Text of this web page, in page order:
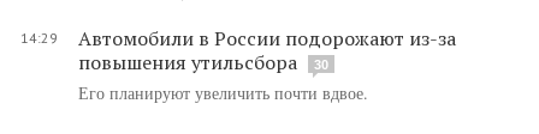
14:29
Автомобили в России подорожают из-за
повышения утильсбора
30
Его планируют увеличить почти вдвое.